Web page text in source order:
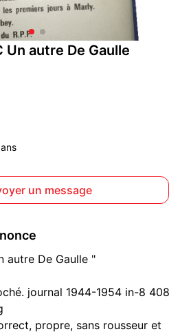
Un autre De Gaulle
un message
autre De Gaulle "
journal 1944-1954 in-8 408
propre, sans rousseur et